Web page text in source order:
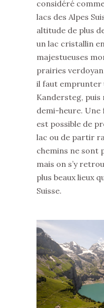
considéré
lacs des Alpes
altitude de plus
un lac cristallin
majestueuses
prairies
il faut emprunter
Kandersteg, puis
demi-heure. Une
est possible de
lac ou de partir
chemins ne sont
mais on s’y
plus beaux lieux
Suisse.